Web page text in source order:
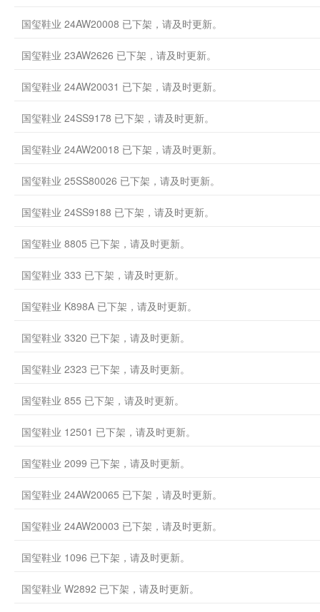
国玺鞋业 24AW20008 已下架，请及时更新。
国玺鞋业 23AW2626 已下架，请及时更新。
国玺鞋业 24AW20031 已下架，请及时更新。
国玺鞋业 24SS9178 已下架，请及时更新。
国玺鞋业 24AW20018 已下架，请及时更新。
国玺鞋业 25SS80026 已下架，请及时更新。
国玺鞋业 24SS9188 已下架，请及时更新。
国玺鞋业 8805 已下架，请及时更新。
国玺鞋业 333 已下架，请及时更新。
国玺鞋业 K898A 已下架，请及时更新。
国玺鞋业 3320 已下架，请及时更新。
国玺鞋业 2323 已下架，请及时更新。
国玺鞋业 855 已下架，请及时更新。
国玺鞋业 12501 已下架，请及时更新。
国玺鞋业 2099 已下架，请及时更新。
国玺鞋业 24AW20065 已下架，请及时更新。
国玺鞋业 24AW20003 已下架，请及时更新。
国玺鞋业 1096 已下架，请及时更新。
国玺鞋业 W2892 已下架，请及时更新。